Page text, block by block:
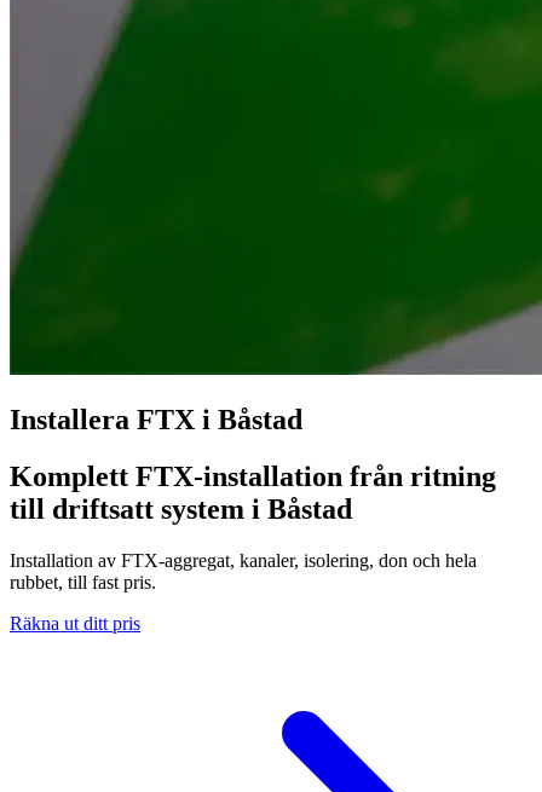
Installera FTX i Båstad
Komplett FTX-installation från ritning
till driftsatt system i Båstad
Installation av FTX-aggregat, kanaler, isolering, don och hela
rubbet, till fast pris.
Räkna ut ditt pris